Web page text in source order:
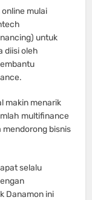
mulai
untuk
diisi oleh
makin menarik
multifinance
bisnis
selalu
Danamon ini